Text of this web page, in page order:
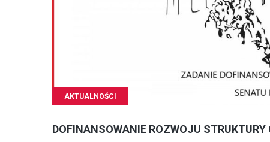
AKTUALNOŚCI
DOFINANSOWANIE ROZWOJU